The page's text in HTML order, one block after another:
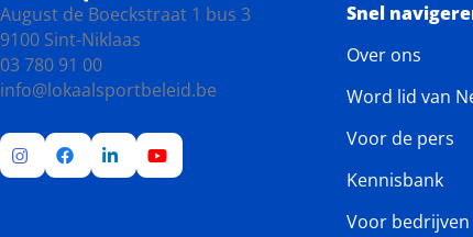
August de Boeckstraat 1 bus 3
9100 Sint-Niklaas
03 780 91 00
info@lokaalsportbeleid.be
Snel
Over ons
Word lid van
Voor de pers
Kennisbank
Voor bedrijven